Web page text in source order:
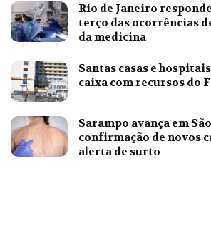
Rio de Janeiro
terço das ocorrências
da medicina
Santas casas e
caixa com recursos do
Sarampo avança em
confirmação de novos
alerta de surto